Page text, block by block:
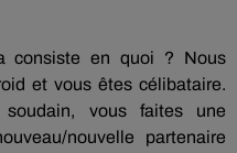
consiste en quoi ? Nous
et vous êtes célibataire.
vous faites une
nouvelle partenaire